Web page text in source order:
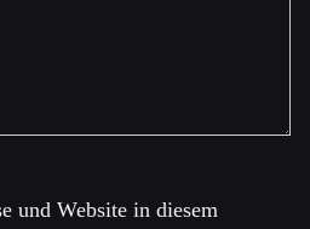
und Website in diesem